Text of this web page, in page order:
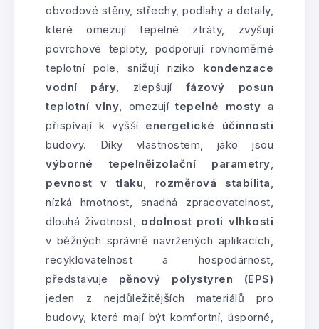
obvodové stěny, střechy, podlahy a detaily,
které omezují tepelné ztráty, zvyšují
povrchové teploty, podporují rovnoměrné
teplotní pole, snižují riziko kondenzace
vodní páry, zlepšují fázový posun
teplotní vlny, omezujítepelné mosty a
přispívají k vyšší energetické účinnosti
budovy. Díky vlastnostem, jako jsou
výborné tepelněizolační parametry,
pevnost v tlaku, rozměrová stabilita,
nízká hmotnost, snadná zpracovatelnost,
dlouhá životnost, odolnost proti vlhkosti
v běžných správně navržených aplikacích,
recyklovatelnost a hospodárnost,
představuje pěnový polystyren (EPS)
jeden z nejdůležitějších materiálů pro
budovy, které mají být komfortní, úsporné,